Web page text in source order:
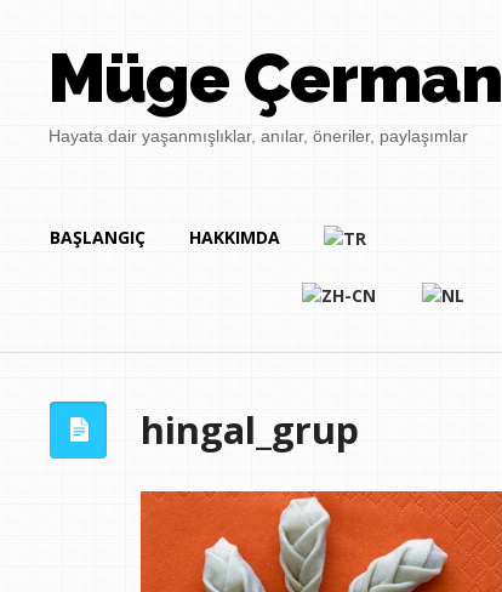
Müge Çerman
Hayata dair yaşanmışlıklar, anılar, öneriler, paylaşımlar
BAŞLANGIÇ HAKKIMDA
hingal_grup